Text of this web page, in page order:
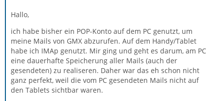
Hallo,
ich habe bisher ein POP-Konto auf dem PC genutzt, um
meine Mails von GMX abzurufen. Auf dem Handy/Tablet
habe ich IMAp genutzt. Mir ging und geht es darum, am PC
eine dauerhafte Speicherung aller Mails (auch der
gesendeten) zu realiseren. Daher war das eh schon nicht
ganz perfekt, weil die vom PC gesendeten Mails nicht auf
den Tablets sichtbar waren.